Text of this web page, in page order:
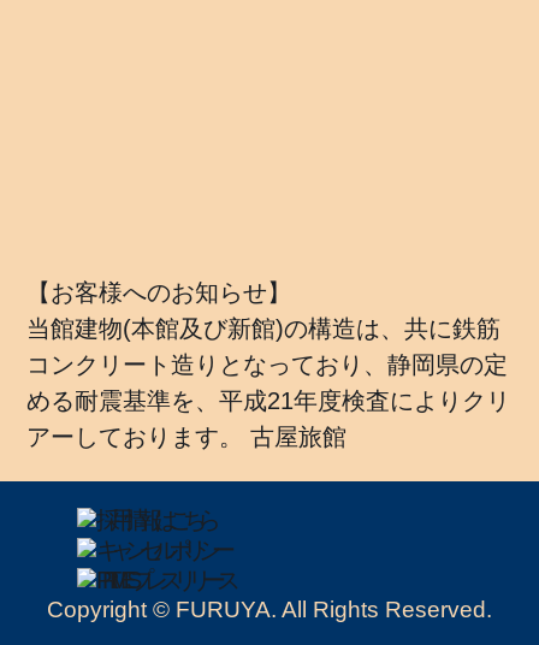
【お客様へのお知らせ】
当館建物(本館及び新館)の構造は、共に鉄筋
コンクリート造りとなっており、静岡県の定
める耐震基準を、平成21年度検査によりクリ
アーしております。 古屋旅館
Copyright © FURUYA. All Rights Reserved.